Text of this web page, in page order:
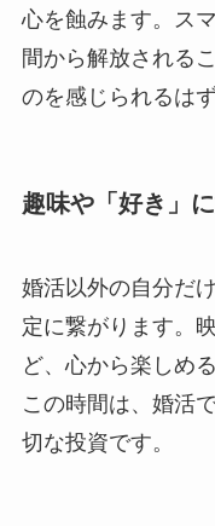
心を蝕みます。ス
間から解放される
のを感じられるはず
趣味や「好き」
婚活以外の自分だ
定に繋がります。
ど、心から楽しめ
この時間は、婚活
切な投資です。